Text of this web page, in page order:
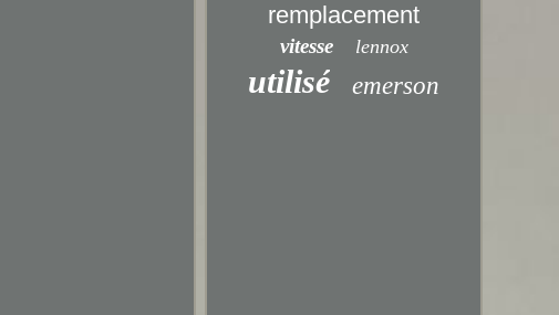
remplacement
vitesse lennox
utilisé emerson